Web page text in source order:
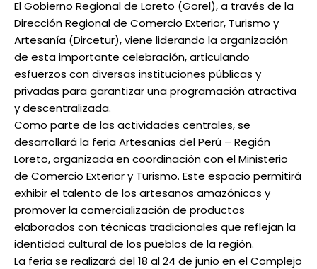
El Gobierno Regional de Loreto (Gorel), a través de la
Dirección Regional de Comercio Exterior, Turismo y
Artesanía (Dircetur), viene liderando la organización
de esta importante celebración, articulando
esfuerzos con diversas instituciones públicas y
privadas para garantizar una programación atractiva
y descentralizada.
Como parte de las actividades centrales, se
desarrollará la feria Artesanías del Perú – Región
Loreto, organizada en coordinación con el Ministerio
de Comercio Exterior y Turismo. Este espacio permitirá
exhibir el talento de los artesanos amazónicos y
promover la comercialización de productos
elaborados con técnicas tradicionales que reflejan la
identidad cultural de los pueblos de la región.
La feria se realizará del 18 al 24 de junio en el Complejo